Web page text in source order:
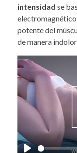
intensidad se
potente del
de manera